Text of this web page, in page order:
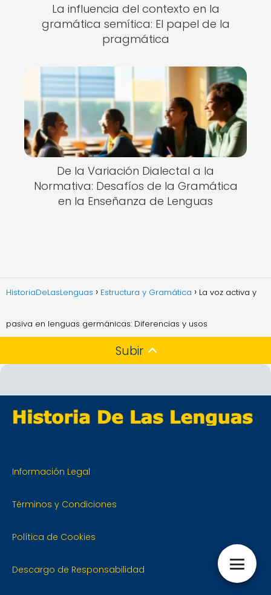
La influencia del contexto en la
gramática semítica: El papel de la
pragmática
De la Variación Dialectal a la
Normativa: Desafíos de la Gramática
en la Enseñanza de Lenguas
HistoriaDeLasLenguas Estructura y Gramática La voz activa y
pasiva en lenguas germánicas: Diferencias y usos
Subir
Información Legal
Términos y Condiciones
Política de Cookies
Descargo de Responsabilidad